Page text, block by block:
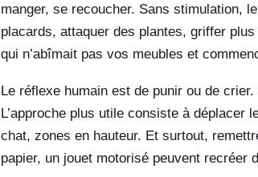
manger, se recoucher. Sans stimulation,
placards, attaquer des plantes, griffer
qui n’abîmait pas vos meubles et
Le réflexe humain est de punir ou de
L’approche plus utile consiste à
chat, zones en hauteur. Et surtout,
papier, un jouet motorisé peuvent